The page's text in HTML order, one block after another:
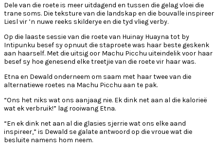
Dele van die roete is meer uitdagend en tussen die gelag vloei die
trane soms. Die teksture van die landskap en die bouvalle inspireer
Liesl vir ’n nuwe reeks skilderye en die tyd vlieg verby.
Op die laaste sessie van die roete van Huinay Huayna tot by
Intipunku besef sy opnuut die staproete was haar beste geskenk
aan haarself. Met die uitsig oor Machu Picchu uiteindelik voor haar
besef sy hoe genesend elke treetjie van die roete vir haar was.
Etna en Dewald onderneem om saam met haar twee van die
alternatiewe roetes na Machu Picchu aan te pak.
“Ons het niks wat ons aanjaag nie. Ek dink net aan al die kalorieë
wat ek verbruik!” lag rooiwang Etna.
“En ek dink net aan al die glasies sjerrie wat ons elke aand
inspireer,” is Dewald se galate antwoord op die vroue wat die
besluite namens hom neem.